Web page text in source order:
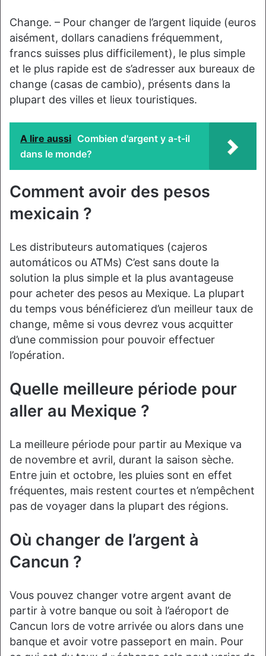
Change. – Pour changer de l’argent liquide (euros
aisément, dollars canadiens fréquemment,
francs suisses plus difficilement), le plus simple
et le plus rapide est de s’adresser aux bureaux de
change (casas de cambio), présents dans la
plupart des villes et lieux touristiques.
A lire aussi Combien d'argent y a-t-il
dans le monde?
Comment avoir des pesos
mexicain ?
Les distributeurs automatiques (cajeros
automáticos ou ATMs) C’est sans doute la
solution la plus simple et la plus avantageuse
pour acheter des pesos au Mexique. La plupart
du temps vous bénéficierez d’un meilleur taux de
change, même si vous devrez vous acquitter
d’une commission pour pouvoir effectuer
l’opération.
Quelle meilleure période pour
aller au Mexique ?
La meilleure période pour partir au Mexique va
de novembre et avril, durant la saison sèche.
Entre juin et octobre, les pluies sont en effet
fréquentes, mais restent courtes et n’empêchent
pas de voyager dans la plupart des régions.
Où changer de l’argent à
Cancun ?
Vous pouvez changer votre argent avant de
partir à votre banque ou soit à l’aéroport de
Cancun lors de votre arrivée ou alors dans une
banque et avoir votre passeport en main. Pour